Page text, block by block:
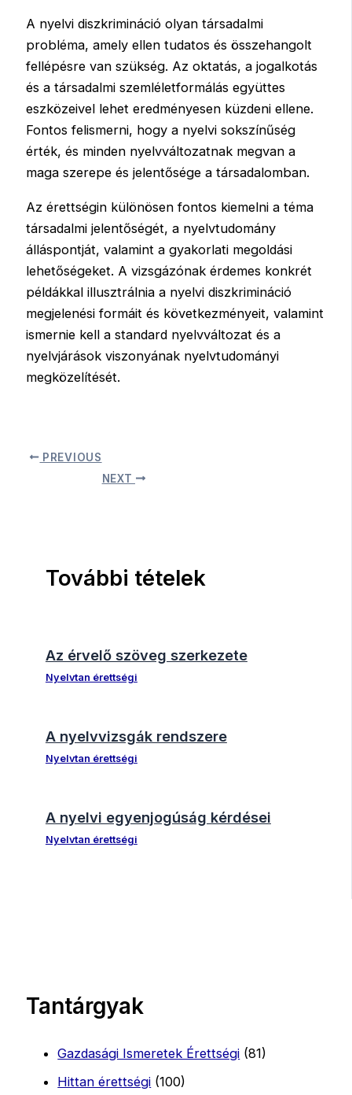
A nyelvi diszkrimináció olyan társadalmi
probléma, amely ellen tudatos és összehangolt
fellépésre van szükség. Az oktatás, a jogalkotás
és a társadalmi szemléletformálás együttes
eszközeivel lehet eredményesen küzdeni ellene.
Fontos felismerni, hogy a nyelvi sokszínűség
érték, és minden nyelvváltozatnak megvan a
maga szerepe és jelentősége a társadalomban.
Az érettségin különösen fontos kiemelni a téma
társadalmi jelentőségét, a nyelvtudomány
álláspontját, valamint a gyakorlati megoldási
lehetőségeket. A vizsgázónak érdemes konkrét
példákkal illusztrálnia a nyelvi diszkrimináció
megjelenési formáit és következményeit, valamint
ismernie kell a standard nyelvváltozat és a
nyelvjárások viszonyának nyelvtudományi
megközelítését.
PREVIOUS
NEXT
További tételek
Az érvelő szöveg szerkezete
Nyelvtan érettségi
A nyelvvizsgák rendszere
Nyelvtan érettségi
A nyelvi egyenjogúság kérdései
Nyelvtan érettségi
Tantárgyak
Gazdasági Ismeretek Érettségi (81)
Hittan érettségi (100)